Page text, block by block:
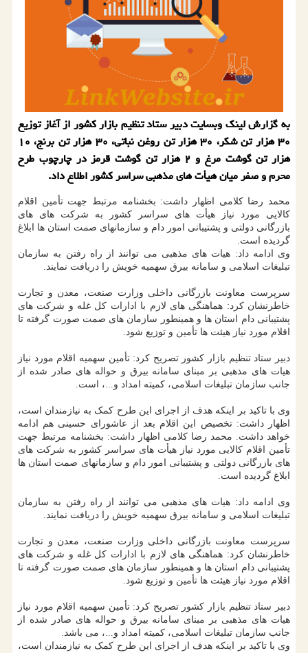
به گزارش لینك وبسایت دبیر ستاد تنظیم بازار كشور از آغاز توزیع
۳۰ هزار تن شكر، ۳۰ هزار تن روغن نباتی، ۳۰ هزار تن برنج، ۱۰
هزار تن گوشت مرغ و ۲ هزار تن گوشت قرمز در چارچوب طرح
محرم و صفر میان هیأت های مذهبی سراسر كشور اطلاع داد.
محمد رضا کلامی اظهار داشت: بخشنامه مرتبط جهت تأمین اقلام
کالایی مورد نیاز هیأت های سراسر کشور به شرکت های های
بازرگانی دولتی و پشتیبانی امور دام و سازمانهای صمت استان ها ابلاغ
گردیده است.
وی ادامه داد: هیات های مذهبی می توانند از راه رفتن به سازمان
تبلیغات اسلامی و سامانه بیرق سهمیه خویش را دریافت نمایند.
سرپرست معاونت بازرگانی داخلی وزارت صنعت، معدن و تجارت
خاطرنشان کرد: هماهنگی های لازم با ادارات کل غله و شرکت های
پشتیبانی دام استان ها و همینطور سازمان های صمت صورت گرفته تا
اقلام مورد نیاز هیئت ها تأمین و توزیع شود.
دبیر ستاد تنظیم بازار کشور تصریح کرد: تأمین سهمیه اقلام مورد نیاز
هیات های مذهبی بر مبنای سامانه بیرق و حواله های صادر شده از
جانب سازمان تبلیغات اسلامی، کمیته امداد و...، است.
وی با تاکید بر اینکه هدف از اجرای این طرح کمک به نیازمندان است،
اظهار داشت: تخصیص این اقلام بعد از عاشورای حسینی هم ادامه
خواهد داشت. محمد رضا کلامی اظهار داشت: بخشنامه مرتبط جهت
تأمین اقلام کالایی مورد نیاز هیأت های سراسر کشور به شرکت های
های بازرگانی دولتی و پشتیبانی امور دام و سازمانهای صمت استان ها
ابلاغ گردیده است.
وی ادامه داد: هیات های مذهبی می توانند از راه رفتن به سازمان
تبلیغات اسلامی و سامانه بیرق سهمیه خویش را دریافت نمایند.
سرپرست معاونت بازرگانی داخلی وزارت صنعت، معدن و تجارت
خاطرنشان کرد: هماهنگی های لازم با ادارات کل غله و شرکت های
پشتیبانی دام استان ها و همینطور سازمان های صمت صورت گرفته تا
اقلام مورد نیاز هیئت ها تأمین و توزیع شود.
دبیر ستاد تنظیم بازار کشور تصریح کرد: تأمین سهمیه اقلام مورد نیاز
هیات های مذهبی بر مبنای سامانه بیرق و حواله های صادر شده از
جانب سازمان تبلیغات اسلامی، کمیته امداد و...، می باشد.
وی با تاکید بر اینکه هدف از اجرای این طرح کمک به نیازمندان است،